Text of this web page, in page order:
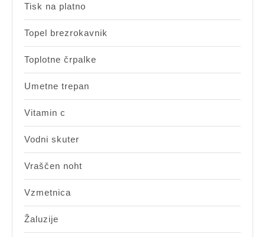
Tisk na platno
Topel brezrokavnik
Toplotne črpalke
Umetne trepan
Vitamin c
Vodni skuter
Vraščen noht
Vzmetnica
Žaluzije